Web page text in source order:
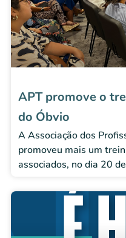
APT promove o
do Óbvio
A Associação dos
promoveu mais um
associados, no dia 20